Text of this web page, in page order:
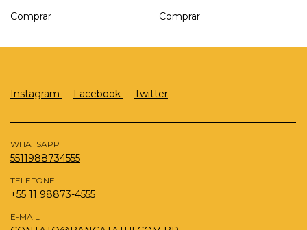
Instagram Facebook Twitter
WHATSAPP
5511988734555
TELEFONE
+55 11 98873-4555
E-MAIL